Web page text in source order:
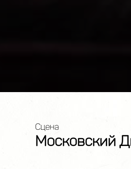
Сцена
Московский